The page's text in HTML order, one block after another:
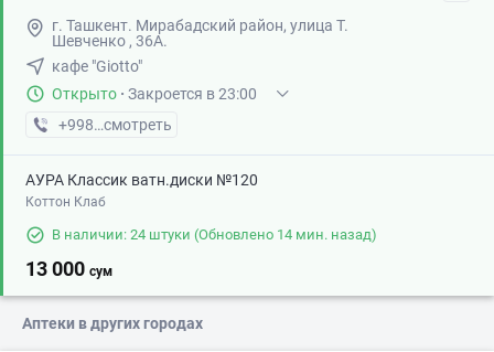
г. Ташкент. Мирабадский район, улица Т.
Шевченко , 36А.
кафе "Giotto"
Открыто · Закроется в 23:00
+998 (99) XXX-XX-XX
смотреть
АУРА Классик ватн.диски №120
Коттон Клаб
В наличии: 24 штуки (Обновлено 14 мин. назад)
13 000 сум
Аптеки в других городах